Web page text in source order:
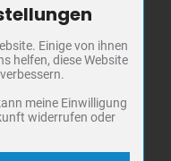
Frankenhausen
7 20 0
/ Drittanbieter:
Einige von ihnen
helfen, diese Website
meine Einwilligung
widerrufen oder